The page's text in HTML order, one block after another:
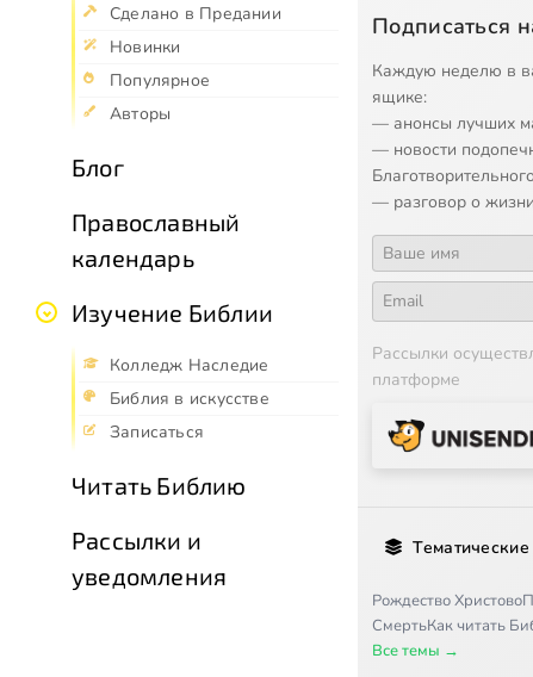
Сделано в Предании
Новинки
Популярное
Авторы
Блог
Православный
календарь
Изучение Библии
Колледж Наследие
Библия в искусстве
Записаться
Читать Библию
Рассылки и
уведомления
Подписаться
Каждую неделю в
ящике:
— анонсы лучших
— новости
— разговор о
Рассылки
платформе
Рождество Христово
СмертьКак читать
Все темы →